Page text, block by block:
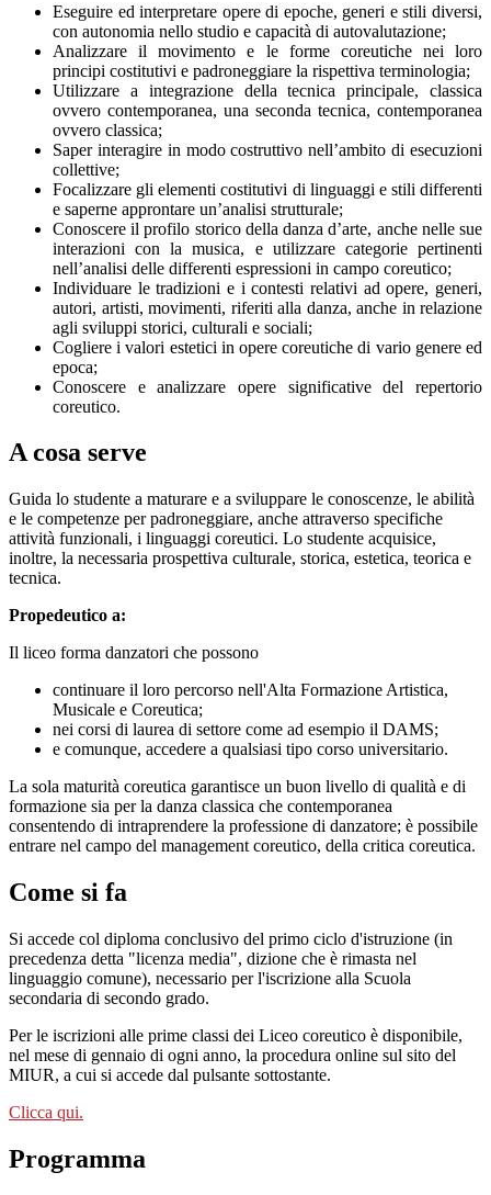
Eseguire ed interpretare opere di epoche, generi e stili diversi,
con autonomia nello studio e capacità di autovalutazione;
Analizzare il movimento e le forme coreutiche nei loro
principi costitutivi e padroneggiare la rispettiva terminologia;
Utilizzare a integrazione della tecnica principale, classica
ovvero contemporanea, una seconda tecnica, contemporanea
ovvero classica;
Saper interagire in modo costruttivo nell’ambito di esecuzioni
collettive;
Focalizzare gli elementi costitutivi di linguaggi e stili differenti
e saperne approntare un’analisi strutturale;
Conoscere il profilo storico della danza d’arte, anche nelle sue
interazioni con la musica, e utilizzare categorie pertinenti
nell’analisi delle differenti espressioni in campo coreutico;
Individuare le tradizioni e i contesti relativi ad opere, generi,
autori, artisti, movimenti, riferiti alla danza, anche in relazione
agli sviluppi storici, culturali e sociali;
Cogliere i valori estetici in opere coreutiche di vario genere ed
epoca;
Conoscere e analizzare opere significative del repertorio
coreutico.
A cosa serve
Guida lo studente a maturare e a sviluppare le conoscenze, le abilità
e le competenze per padroneggiare, anche attraverso specifiche
attività funzionali, i linguaggi coreutici. Lo studente acquisice,
inoltre, la necessaria prospettiva culturale, storica, estetica, teorica e
tecnica.
Propedeutico a:
Il liceo forma danzatori che possono
continuare il loro percorso nell'Alta Formazione Artistica,
Musicale e Coreutica;
nei corsi di laurea di settore come ad esempio il DAMS;
e comunque, accedere a qualsiasi tipo corso universitario.
La sola maturità coreutica garantisce un buon livello di qualità e di
formazione sia per la danza classica che contemporanea
consentendo di intraprendere la professione di danzatore; è possibile
entrare nel campo del management coreutico, della critica coreutica.
Come si fa
Si accede col diploma conclusivo del primo ciclo d'istruzione (in
precedenza detta "licenza media", dizione che è rimasta nel
linguaggio comune), necessario per l'iscrizione alla Scuola
secondaria di secondo grado.
Per le iscrizioni alle prime classi dei Liceo coreutico è disponibile,
nel mese di gennaio di ogni anno, la procedura online sul sito del
MIUR, a cui si accede dal pulsante sottostante.
Clicca qui.
Programma